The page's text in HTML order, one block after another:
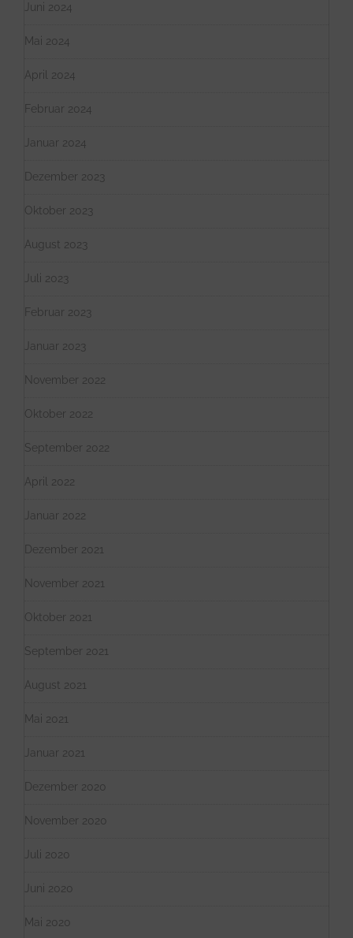
Juni 2024
Mai 2024
April 2024
Februar 2024
Januar 2024
Dezember 2023
Oktober 2023
August 2023
Juli 2023
Februar 2023
Januar 2023
November 2022
Oktober 2022
September 2022
April 2022
Januar 2022
Dezember 2021
November 2021
Oktober 2021
September 2021
August 2021
Mai 2021
Januar 2021
Dezember 2020
November 2020
Juli 2020
Juni 2020
Mai 2020